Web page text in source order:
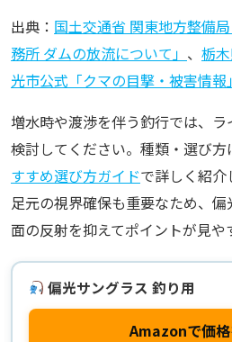
出典： 国土交通省 関東地方整備
務所 ダムの放流について」 、 栃
光市公式「クマの目撃・被害情報」
増水時や渡渉を伴う釣行では、
検討してください。種類・選び方
すすめ選び方ガイドで詳しく紹介
足元の視界確保も重要なため、
面の反射を抑えてポイントが見や
偏光サングラス 釣り用
Amazonで価格